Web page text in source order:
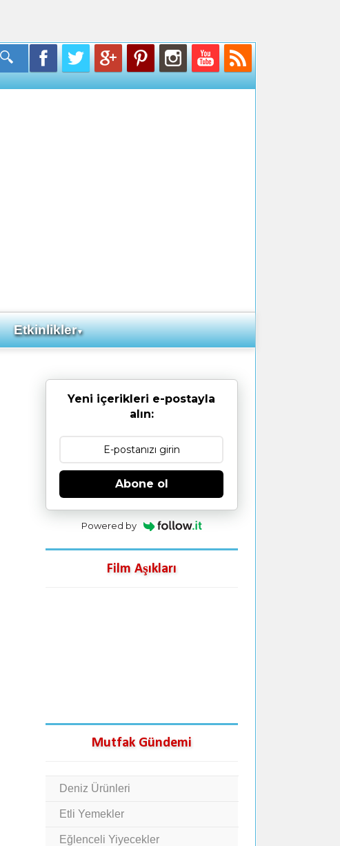
Etkinlikler▼
Yeni içerikleri e-postayla
alın:
Abone ol
Powered by
Film Aşıkları
Mutfak Gündemi
Deniz Ürünleri
Etli Yemekler
Eğlenceli Yiyecekler